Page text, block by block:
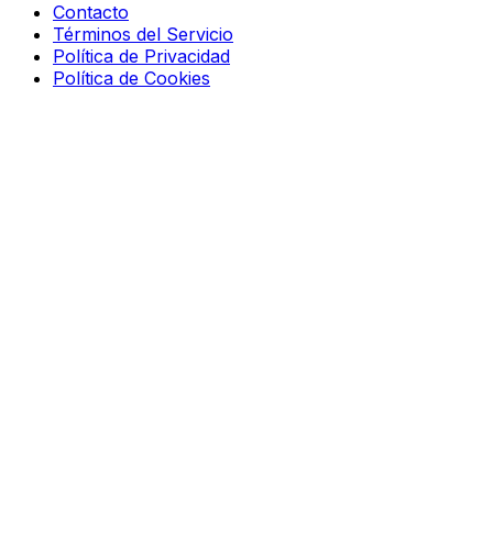
Contacto
Términos del Servicio
Política de Privacidad
Política de Cookies